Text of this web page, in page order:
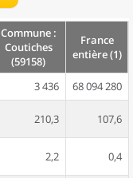
Commune :
Coutiches
(59158)
France
entière (1)
3 436
68 094 280
210,3 107,6
2,2 0,4